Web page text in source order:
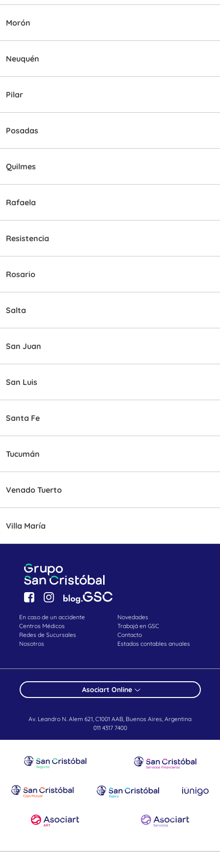
Morón
Neuquén
Pilar
Posadas
Quilmes
Rafaela
Resistencia
Rosario
Salta
San Juan
San Luis
Santa Fe
Tucumán
Venado Tuerto
Villa María
En caso de un accidente
Centros Médicos
Redes de Sucursales
Nosotros
Novedades
Trabajá en GSC
Contacto
Estados contables anuales
Asociart Online
Av. Leandro N. Alem 621, C1001 AAB, Buenos Aires, Argentina
011 4317 7400